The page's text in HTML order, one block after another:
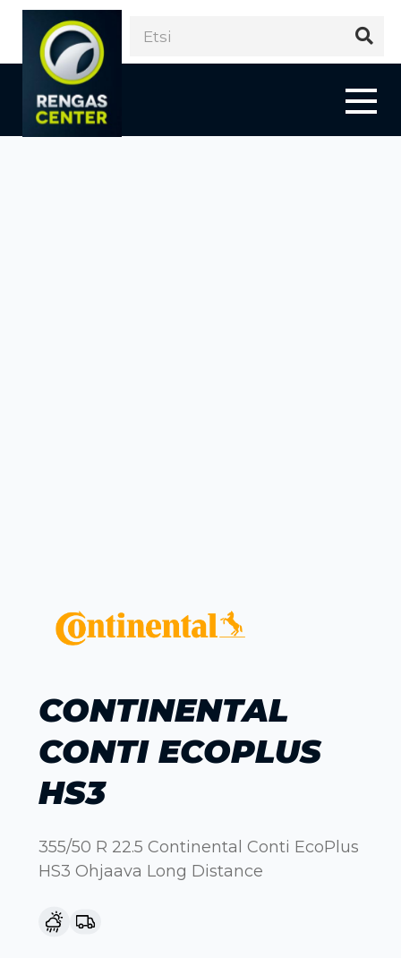
CONTINENTAL
CONTI ECOPLUS
HS3
355/50 R 22.5 Continental Conti EcoPlus
HS3 Ohjaava Long Distance